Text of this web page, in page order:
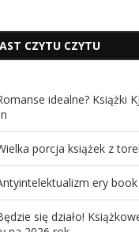
CZYTU CZYTU
idealne? Książki
porcja książek z
ery
się działo!